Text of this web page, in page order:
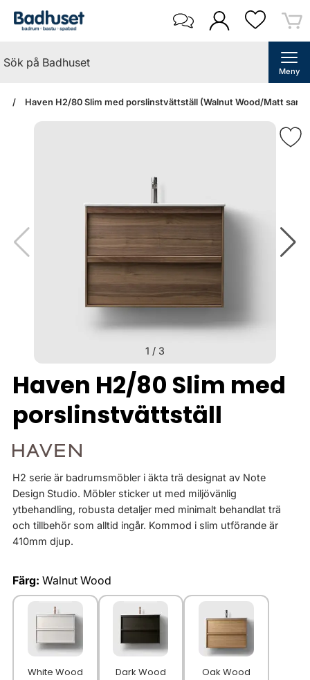
Meny
Haven H2/80 Slim med porslinstvättställ (Walnut Wood/Matt sand
1 / 3
Haven H2/80 Slim med
porslinstvättställ
H2 serie är badrumsmöbler i äkta trä designat av Note
Design Studio. Möbler sticker ut med miljövänlig
ytbehandling, robusta detaljer med minimalt behandlat trä
och tillbehör som alltid ingår. Kommod i slim utförande är
410mm djup.
Färg: Walnut Wood
White Wood Dark Wood Oak Wood